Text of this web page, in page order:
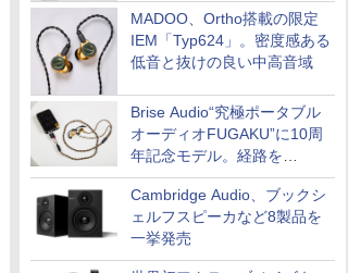
MADOO、Ortho搭載の限定
IEM「Typ624」。密度感ある
低音と抜けの良い中高音域
Brise Audio“究極ポータブル
オーディオFUGAKU”に10周
年記念モデル。経路を
NISHIKIで統一。400万円
Cambridge Audio、ブックシ
ェルフスピーカなど8製品を
一挙発売